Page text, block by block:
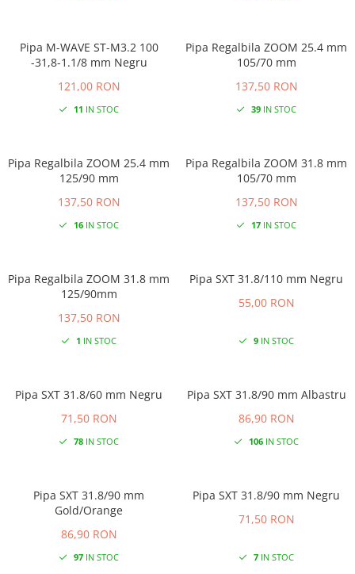
Pipa M-WAVE ST-M3.2 100
-31,8-1.1/8 mm Negru
121,00 RON
11 IN STOC
Pipa Regalbila ZOOM 25.4 mm
105/70 mm
137,50 RON
39IN STOC
Pipa Regalbila ZOOM 25.4 mm
125/90 mm
137,50 RON
16IN STOC
Pipa Regalbila ZOOM 31.8 mm
105/70 mm
137,50 RON
17IN STOC
Pipa Regalbila ZOOM 31.8 mm
125/90mm
137,50 RON
1 IN STOC
Pipa SXT 31.8/110 mm Negru
55,00 RON
9IN STOC
Pipa SXT 31.8/60 mm Negru
71,50 RON
78IN STOC
Pipa SXT 31.8/90 mm Albastru
86,90 RON
106IN STOC
Pipa SXT 31.8/90 mm
Gold/Orange
86,90 RON
97IN STOC
Pipa SXT 31.8/90 mm Negru
71,50 RON
7IN STOC